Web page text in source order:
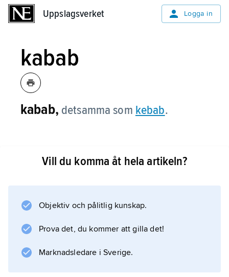
Uppslagsverket Logga in
kabab
kabab, detsamma som kebab.
Vill du komma åt hela artikeln?
Objektiv och pålitlig kunskap.
Prova det, du kommer att gilla det!
Marknadsledare i Sverige.